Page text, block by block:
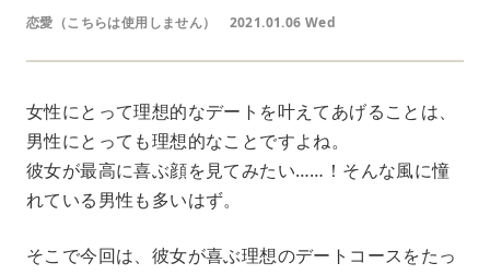
恋愛（こちらは使用しません） 2021.01.06 Wed
女性にとって理想的なデートを叶えてあげることは、
男性にとっても理想的なことですよね。
彼女が最高に喜ぶ顔を見てみたい……！そんな風に憧
れている男性も多いはず。
そこで今回は、彼女が喜ぶ理想のデートコースをたっ